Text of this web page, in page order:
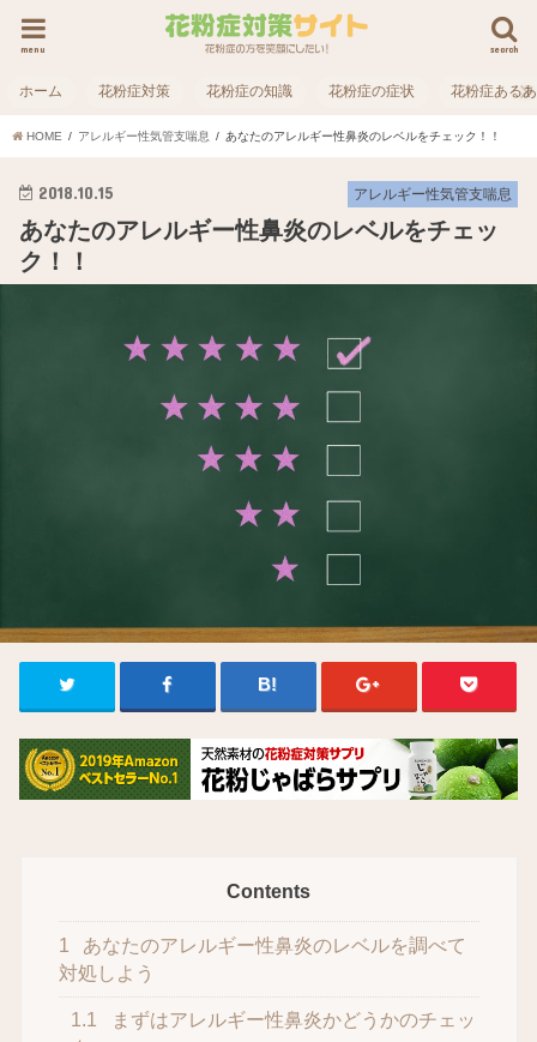
search
menu
ホーム 花粉症対策 花粉症の知識 花粉症の症状 花粉症ある
HOME アレルギー性気管支喘息 あなたのアレルギー性鼻炎のレベルをチェック！！
アレルギー性気管支喘息
2018.10.15
あなたのアレルギー性鼻炎のレベルをチェッ
ク！！
Contents
1
あなたのアレルギー性鼻炎のレベルを調べて
対処しよう
1.1
まずはアレルギー性鼻炎かどうかのチェッ